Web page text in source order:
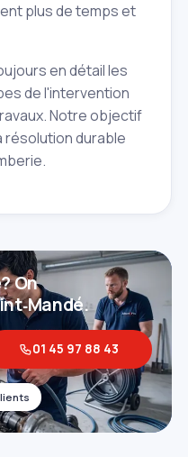
plus de temps et
en détail les
de l'intervention
Notre objectif
durable
On
01 45 97 88 43